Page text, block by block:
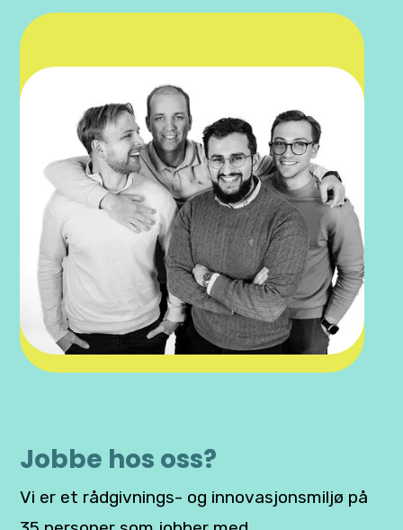
Jobbe hos oss?
Vi er et rådgivnings- og innovasjonsmiljø på